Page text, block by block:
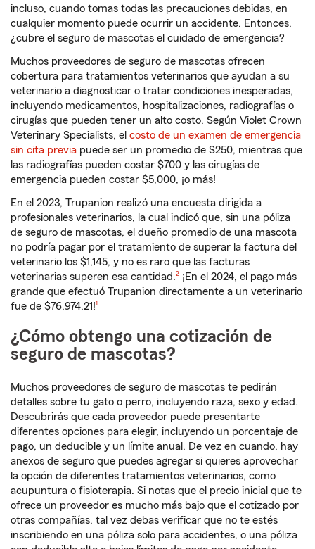
incluso, cuando tomas todas las precauciones debidas, en
cualquier momento puede ocurrir un accidente. Entonces,
¿cubre el seguro de mascotas el cuidado de emergencia?
Muchos proveedores de seguro de mascotas ofrecen
cobertura para tratamientos veterinarios que ayudan a su
veterinario a diagnosticar o tratar condiciones inesperadas,
incluyendo medicamentos, hospitalizaciones, radiografías o
cirugías que pueden tener un alto costo. Según Violet Crown
Veterinary Specialists, el costo de un examen de emergencia
sin cita previa puede ser un promedio de $250, mientras que
las radiografías pueden costar $700 y las cirugías de
emergencia pueden costar $5,000, ¡o más!
En el 2023, Trupanion realizó una encuesta dirigida a
profesionales veterinarios, la cual indicó que, sin una póliza
de seguro de mascotas, el dueño promedio de una mascota
no podría pagar por el tratamiento de superar la factura del
veterinario los $1,145, y no es raro que las facturas
veterinarias superen esa cantidad.
nota de pie de página
2 ¡En el 2024, el pago más
grande que efectuó Trupanion directamente a un veterinario
fue de $76,974.21!
nota de pie de página
1
¿Cómo obtengo una cotización de
seguro de mascotas?
Muchos proveedores de seguro de mascotas te pedirán
detalles sobre tu gato o perro, incluyendo raza, sexo y edad.
Descubrirás que cada proveedor puede presentarte
diferentes opciones para elegir, incluyendo un porcentaje de
pago, un deducible y un límite anual. De vez en cuando, hay
anexos de seguro que puedes agregar si quieres aprovechar
la opción de diferentes tratamientos veterinarios, como
acupuntura o fisioterapia. Si notas que el precio inicial que te
ofrece un proveedor es mucho más bajo que el cotizado por
otras compañías, tal vez debas verificar que no te estés
inscribiendo en una póliza solo para accidentes, o una póliza